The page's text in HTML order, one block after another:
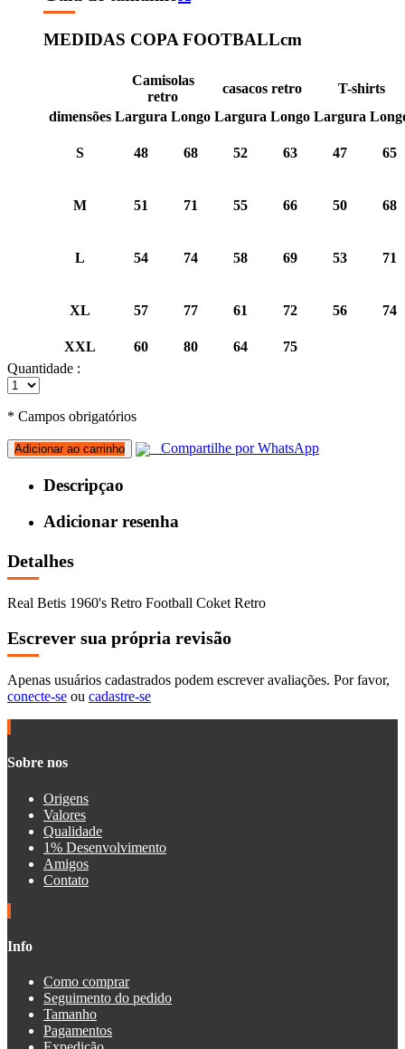
MEDIDAS COPA FOOTBALLcm
Camisolas
retro
casacos retro
T-shirts
dimensões Largura Longo Largura Longo Largura
S 48 68 52 63 47 65
M 51 71 55 66 50 68
L 54 74 58 69 53 71
XL 57 77 61 72 56 74
XXL 60 80 64
75
Quantidade :
* Campos obrigatórios
Adicionar ao carrinho Compartilhe por WhatsApp
Descripçao
Adicionar resenha
Detalhes
Real Betis 1960's Retro Football Coket Retro
Escrever sua própria revisão
Apenas usuários cadastrados podem escrever avaliações. Por favor,
conecte-se ou cadastre-se
Sobre nos
Origens
Valores
Qualidade
1% Desenvolvimento
Amigos
Contato
Info
Como comprar
Seguimento do pedido
Tamanho
Pagamentos